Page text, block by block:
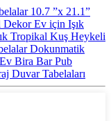
10.7 ”x 21.1”
Ev için Işık
Tropikal Kuş Heykeli
Dokunmatik
Bira Bar Pub
Duvar Tabelaları